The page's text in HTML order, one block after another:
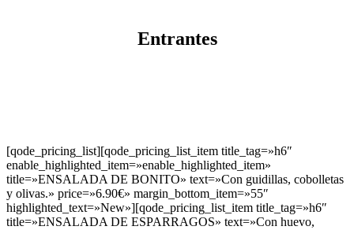
Entrantes
[qode_pricing_list][qode_pricing_list_item title_tag=»h6″
enable_highlighted_item=»enable_highlighted_item»
title=»ENSALADA DE BONITO» text=»Con guidillas, cobolletas
y olivas.» price=»6.90€» margin_bottom_item=»55″
highlighted_text=»New»][qode_pricing_list_item title_tag=»h6″
title=»ENSALADA DE ESPARRAGOS» text=»Con huevo,